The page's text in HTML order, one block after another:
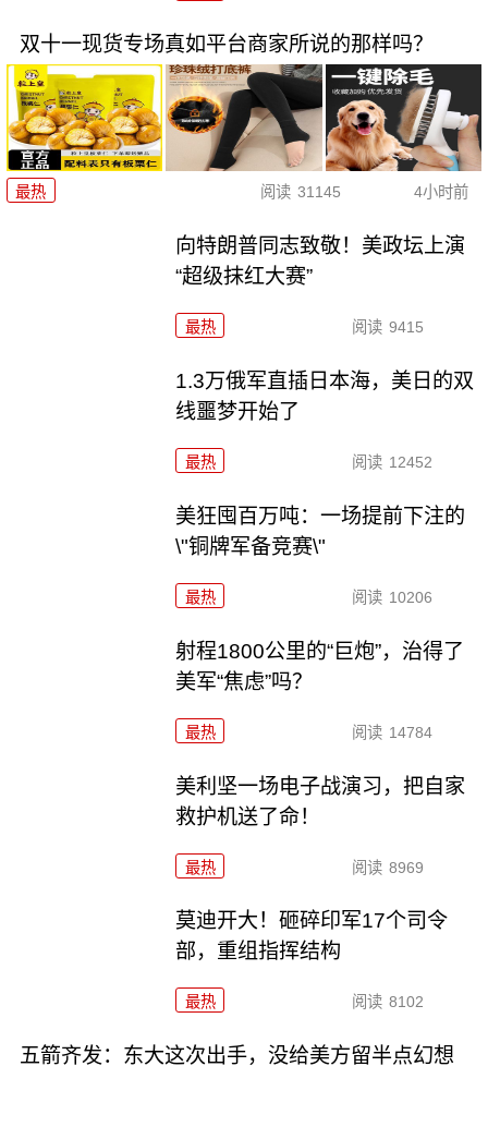
双十一现货专场真如平台商家所说的那样吗？
最热 阅读 31145 4小时前
向特朗普同志致敬！美政坛上演
“超级抹红大赛”
最热 阅读 9415
1.3万俄军直插日本海，美日的双
线噩梦开始了
最热 阅读 12452
美狂囤百万吨：一场提前下注的
\"铜牌军备竞赛\"
最热 阅读 10206
射程1800公里的“巨炮”，治得了
美军“焦虑”吗？
最热 阅读 14784
美利坚一场电子战演习，把自家
救护机送了命！
最热 阅读 8969
莫迪开大！砸碎印军17个司令
部，重组指挥结构
最热 阅读 8102
五箭齐发：东大这次出手，没给美方留半点幻想